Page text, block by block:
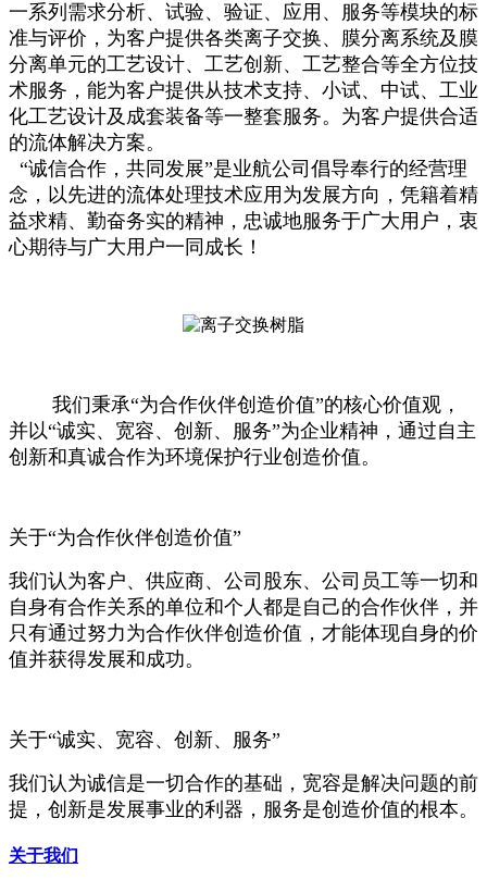
一系列需求分析、试验、验证、应用、服务等模块的标
准与评价，为客户提供各类离子交换、膜分离系统及膜
分离单元的工艺设计、工艺创新、工艺整合等全方位技
术服务，能为客户提供从技术支持、小试、中试、工业
化工艺设计及成套装备等一整套服务。为客户提供合适
的流体解决方案。
“诚信合作，共同发展”是业航公司倡导奉行的经营理
念，以先进的流体处理技术应用为发展方向，凭籍着精
益求精、勤奋务实的精神，忠诚地服务于广大用户，衷
心期待与广大用户一同成长！
我们秉承“为合作伙伴创造价值”的核心价值观，
并以“诚实、宽容、创新、服务”为企业精神，通过自主
创新和真诚合作为环境保护行业创造价值。
关于“为合作伙伴创造价值”
我们认为客户、供应商、公司股东、公司员工等一切和
自身有合作关系的单位和个人都是自己的合作伙伴，并
只有通过努力为合作伙伴创造价值，才能体现自身的价
值并获得发展和成功。
关于“诚实、宽容、创新、服务”
我们认为诚信是一切合作的基础，宽容是解决问题的前
提，创新是发展事业的利器，服务是创造价值的根本。
关于我们